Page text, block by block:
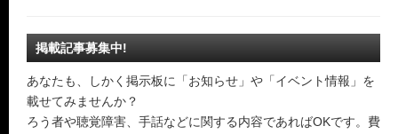
掲載記事募集中!
あなたも、しかく掲示板に「お知らせ」や「イベント情報」を
載せてみませんか？
ろう者や聴覚障害、手話などに関する内容であればOKです。費